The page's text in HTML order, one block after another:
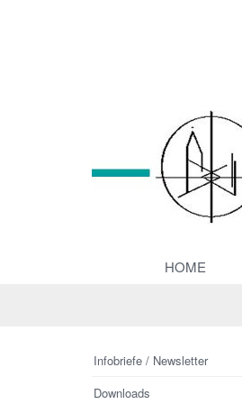
HOME
Infobriefe / Newsletter
Downloads